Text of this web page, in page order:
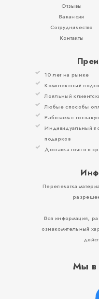
Мы в
Отзывы
Вакансии
Сотрудничество
Контакты
10 лет на рынке
Комплексный
Лояльный
Любые способы
Работаем с
Индивидуальный
подарков
Доставка точно в
Перепечатка
Вся информация,
ознакомительный